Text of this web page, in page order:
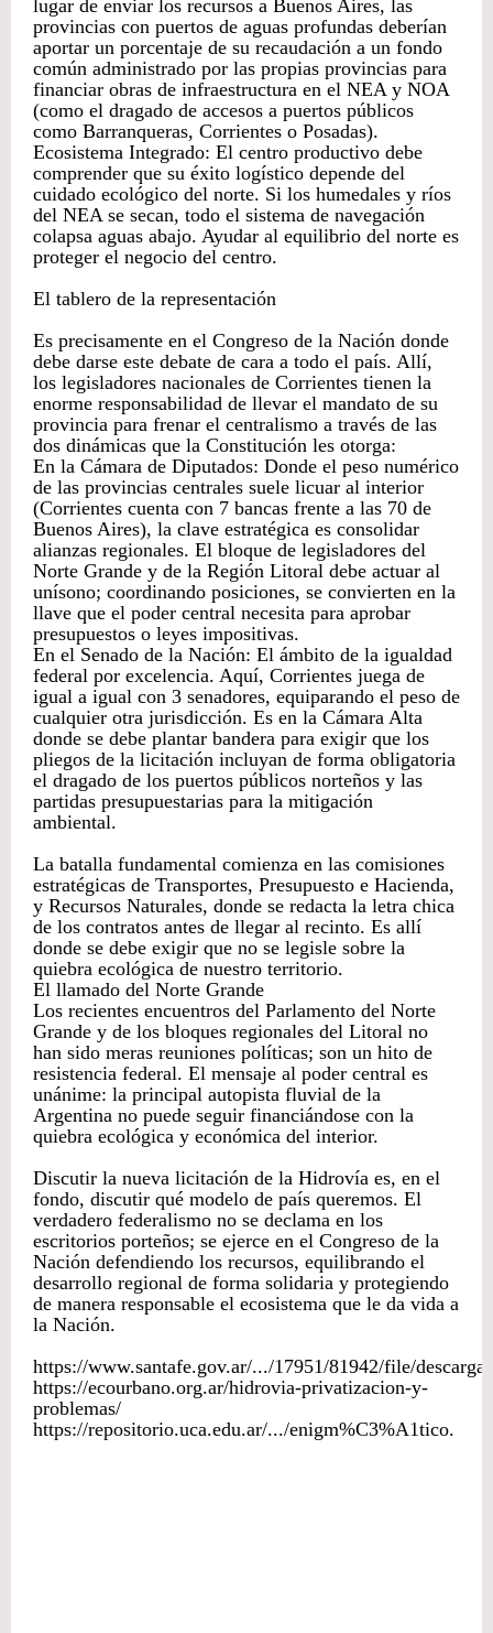
lugar de enviar los recursos a Buenos Aires, las
provincias con puertos de aguas profundas deberían
aportar un porcentaje de su recaudación a un fondo
común administrado por las propias provincias para
financiar obras de infraestructura en el NEA y NOA
(como el dragado de accesos a puertos públicos
como Barranqueras, Corrientes o Posadas).
Ecosistema Integrado: El centro productivo debe
comprender que su éxito logístico depende del
cuidado ecológico del norte. Si los humedales y ríos
del NEA se secan, todo el sistema de navegación
colapsa aguas abajo. Ayudar al equilibrio del norte es
proteger el negocio del centro.
El tablero de la representación
Es precisamente en el Congreso de la Nación donde
debe darse este debate de cara a todo el país. Allí,
los legisladores nacionales de Corrientes tienen la
enorme responsabilidad de llevar el mandato de su
provincia para frenar el centralismo a través de las
dos dinámicas que la Constitución les otorga:
En la Cámara de Diputados: Donde el peso numérico
de las provincias centrales suele licuar al interior
(Corrientes cuenta con 7 bancas frente a las 70 de
Buenos Aires), la clave estratégica es consolidar
alianzas regionales. El bloque de legisladores del
Norte Grande y de la Región Litoral debe actuar al
unísono; coordinando posiciones, se convierten en la
llave que el poder central necesita para aprobar
presupuestos o leyes impositivas.
En el Senado de la Nación: El ámbito de la igualdad
federal por excelencia. Aquí, Corrientes juega de
igual a igual con 3 senadores, equiparando el peso de
cualquier otra jurisdicción. Es en la Cámara Alta
donde se debe plantar bandera para exigir que los
pliegos de la licitación incluyan de forma obligatoria
el dragado de los puertos públicos norteños y las
partidas presupuestarias para la mitigación
ambiental.
La batalla fundamental comienza en las comisiones
estratégicas de Transportes, Presupuesto e Hacienda,
y Recursos Naturales, donde se redacta la letra chica
de los contratos antes de llegar al recinto. Es allí
donde se debe exigir que no se legisle sobre la
quiebra ecológica de nuestro territorio.
El llamado del Norte Grande
Los recientes encuentros del Parlamento del Norte
Grande y de los bloques regionales del Litoral no
han sido meras reuniones políticas; son un hito de
resistencia federal. El mensaje al poder central es
unánime: la principal autopista fluvial de la
Argentina no puede seguir financiándose con la
quiebra ecológica y económica del interior.
Discutir la nueva licitación de la Hidrovía es, en el
fondo, discutir qué modelo de país queremos. El
verdadero federalismo no se declama en los
escritorios porteños; se ejerce en el Congreso de la
Nación defendiendo los recursos, equilibrando el
desarrollo regional de forma solidaria y protegiendo
de manera responsable el ecosistema que le da vida a
la Nación.
https://www.santafe.gov.ar/.../17951/81942/file/descargar
https://ecourbano.org.ar/hidrovia-privatizacion-y-
problemas/
https://repositorio.uca.edu.ar/.../enigm%C3%A1tico.